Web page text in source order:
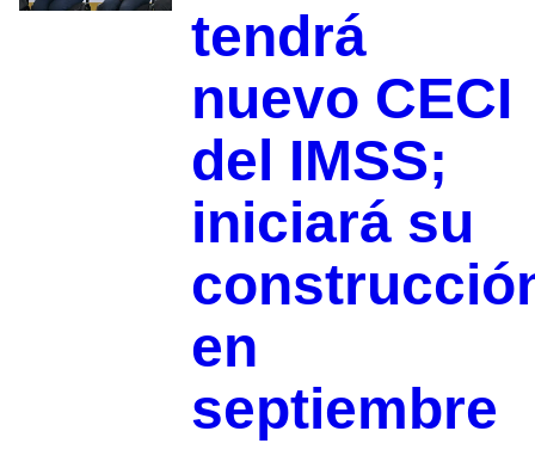
tendrá
nuevo CECI
del IMSS;
iniciará su
en
septiembre